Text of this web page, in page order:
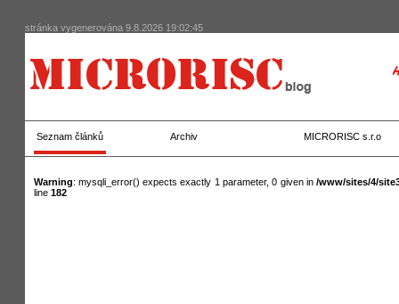
stránka vygenerována 9.8.2026 19:02:45
Seznam článků Archiv MICRORISC s.r.o
Warning: mysqli_error() expects exactly 1 parameter, 0 given in/www/sites/4/
line 182